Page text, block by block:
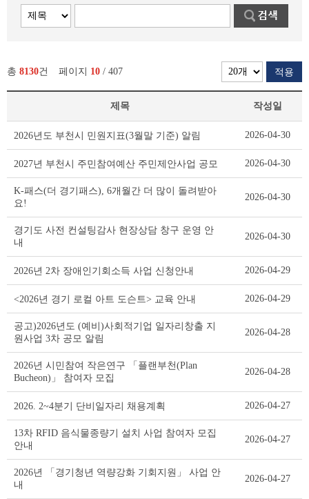
총 8130건 페이지 10 / 407 적용
리
트
이
블
제목 작성일
2026년도 부천시 민원지표(3월말 기준) 알림 2026-04-30
2027년 부천시 주민참여예산 주민제안사업 공모 2026-04-30
K-패스(더 경기패스), 6개월간 더 많이 돌려받아
요!
2026-04-30
경기도 사전 컨설팅감사 현장상담 창구 운영 안
내
2026-04-30
2026년 2차 장애인기회소득 사업 신청안내 2026-04-29
<2026년 경기 로컬 아트 도슨트> 교육 안내 2026-04-29
공고)2026년도 (예비)사회적기업 일자리창출 지
원사업 3차 공모 알림
2026-04-28
2026년 시민참여 작은연구 「플랜부천(Plan
Bucheon)」 참여자 모집
2026-04-28
2026. 2~4분기 단비일자리 채용계획 2026-04-27
13차 RFID 음식물종량기 설치 사업 참여자 모집
안내
2026-04-27
2026년 「경기청년 역량강화 기회지원」 사업 안
내
2026-04-27